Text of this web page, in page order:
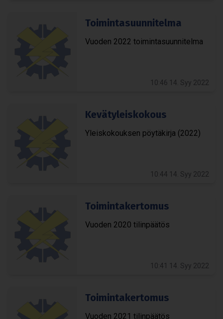
Toi­min­ta­suun­ni­telma
Vuo­den 2022 toi­min­ta­suun­ni­telma
10:46 14. Syy 2022
Kevä­ty­leis­ko­kous
Yleis­ko­kouk­sen pöy­tä­kirja (2022)
10:44 14. Syy 2022
Toi­min­ta­ker­to­mus
Vuo­den 2020 tilin­pää­tös
10:41 14. Syy 2022
Toi­min­ta­ker­to­mus
Vuo­den 2021 tilin­pää­tös